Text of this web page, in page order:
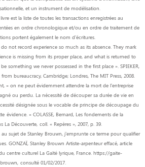
et un instrument de modélisation.
est la liste de toutes les transactions enregistrées au
en ordre chronologique et/ou en ordre de traitement de
portent également le nom d’écritures.
not record experience so much as its absence. They mark
is missing from its proper place, and what is returned to
something we never possessed in the first place ». SPIEKER,
from bureaucracy, Cambridge; Londres, The MIT Press, 2008.
« on ne peut évidemment attendre la mort de l’entreprise
ou perdu. La nécessité de découper sa durée de vie en
désignée sous le vocable de principe de découpage du
évidence. » COLASSE, Bernard, Les fondements de la
La Découverte, coll. « Repères », 2007, p. 39.
au sujet de Stanley Brouwn, j’emprunte ce terme pour qualifier
GONZAÏ, Stanley Brouwn Artiste-arpenteur effacé, article
centre culturel La Gaïté lyrique, France. https://gaite-
consulté 01/02/2017.